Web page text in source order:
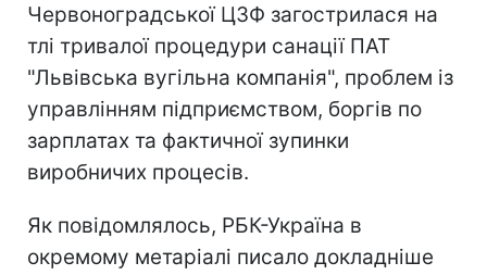
Червоноградської ЦЗФ загострилася на
тлі тривалої процедури санації ПАТ
"Львівська вугільна компанія", проблем із
управлінням підприємством, боргів по
зарплатах та фактичної зупинки
виробничих процесів.
Як повідомлялось, РБК-Україна в
окремому метаріалі писало докладніше